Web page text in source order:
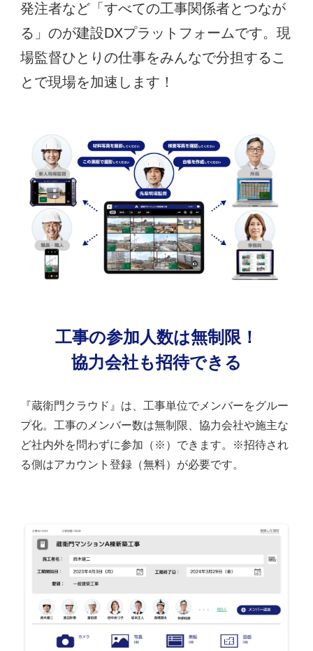
発注者など「すべての工事関係者とつなが
る」のが建設DXプラットフォームです。現
場監督ひとりの仕事をみんなで分担するこ
とで現場を加速します！
工事の参加人数は無制限！
協力会社も招待できる
『蔵衛門クラウド』は、工事単位でメンバーをグルー
プ化。工事のメンバー数は無制限、協力会社や施主な
ど社内外を問わずに参加（※）できます。※招待され
る側はアカウント登録（無料）が必要です。